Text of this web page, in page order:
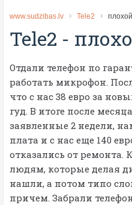
www.sudzibas.lv Tele2
Tele2 -
Отдали телефон по
работать микрофон.
что с нас 38 евро за
гуд. В итоге после
заявленные 2 недели,
плата и с нас еще 140
отказались от ремонта.
людям, которые делая
нашли, а потом типо
причем. Забрали